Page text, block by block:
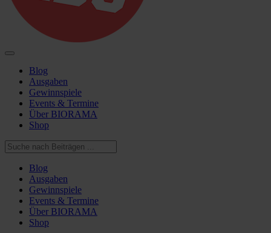
Blog
Ausgaben
Gewinnspiele
Events & Termine
Über BIORAMA
Shop
Blog
Ausgaben
Gewinnspiele
Events & Termine
Über BIORAMA
Shop